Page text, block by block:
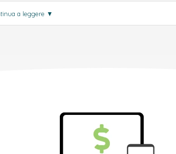
a leggere ▼